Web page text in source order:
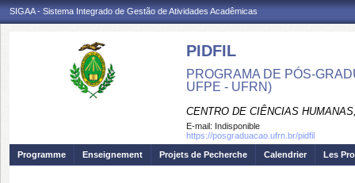
SIGAA - Sistema Integrado de Gestão de Atividades Acadêmicas
PIDFIL
PROGRAMA DE PÓS-
UFPE - UFRN)
CENTRO DE CIÊNCIAS
E-mail: Indisponible
https://posgraduacao.ufrn.br/pidfil
Programme
Enseignement Projets de Pecherche Calendrier Les